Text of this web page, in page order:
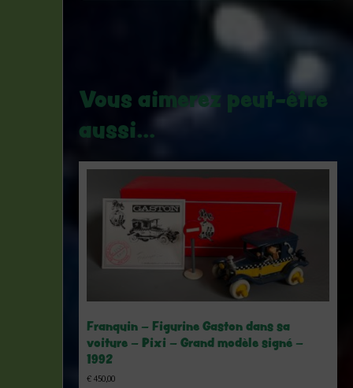
Vous aimerez peut-être
aussi…
Franquin – Figurine Gaston dans sa
voiture – Pixi – Grand modèle signé –
1992
€450,00